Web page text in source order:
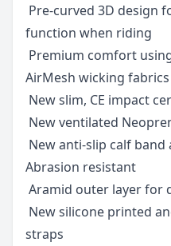
 Pre-curved 3D
function when riding
 Premium comfort
AirMesh wicking fabrics
 New slim, CE impact
 New ventilated
 New anti-slip calf
Abrasion resistant
 Aramid outer layer for
 New silicone printed
straps